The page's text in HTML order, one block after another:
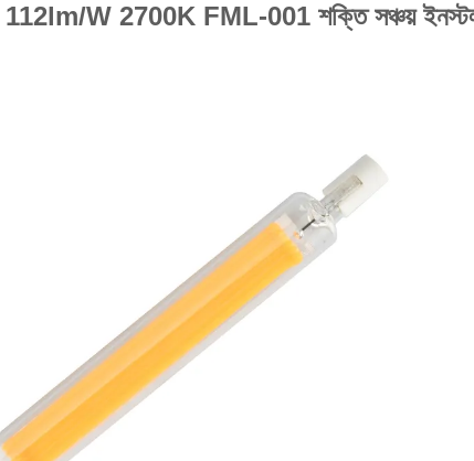
W 2700K FML-001 শক্তি সঞ্চয় ইনস্টল